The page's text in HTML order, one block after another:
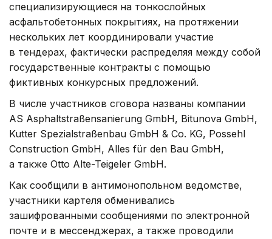
специализирующиеся на тонкослойных
асфальтобетонных покрытиях, на протяжении
нескольких лет координировали участие
в тендерах, фактически распределяя между собой
государственные контракты с помощью
фиктивных конкурсных предложений.
В числе участников сговора названы компании
AS Asphaltstraßensanierung GmbH, Bitunova GmbH,
Kutter Spezialstraßenbau GmbH & Co. KG, Possehl
Construction GmbH, Alles für den Bau GmbH,
а также Otto Alte-Teigeler GmbH.
Как сообщили в антимонопольном ведомстве,
участники картеля обменивались
зашифрованными сообщениями по электронной
почте и в мессенджерах, а также проводили